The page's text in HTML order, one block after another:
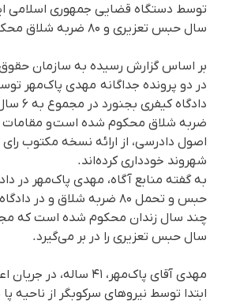
سال حبس تعزیری و ۸۰ ضربه شلاق محکوم شد.
بر اساس گزارش رسیده به سازمان حقوق
در دو پرونده جداگانه مهدی پاک‌مهر
ضربه شلاق محکوم شده است و
اصول دادرسی، از ارائه نسخه مکتوب رای
شهروند خودداری کرده‌اند.
به گفته منابع آگاه، مهدی پاک‌مهر در
حبس و تحمل ۸۰ ضربه شلاق و در
سال حبس تعزیری را در بر می‌گیرد.
ابتدا توسط نیروهای سرکوبگر از